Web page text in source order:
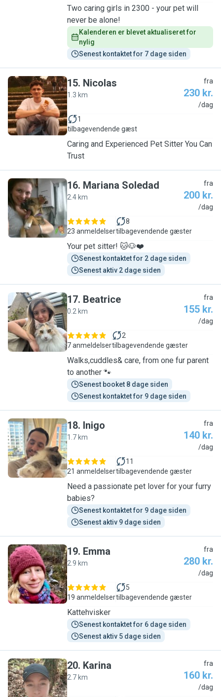
Two caring girls in 2300 - your pet will
never be alone!
Kalenderen er blevet aktualiseret for
nylig
Senest kontaktet for 7 dage siden
N
15. Nicolas
1.3 km
fra
230 kr.
/dag
1
tilbagevendende gæst
Caring and Experienced Pet Sitter You Can
Trust
M
16. Mariana Soledad
2.4 km
fra
200 kr.
/dag
23 anmeldelser
8
tilbagevendende gæster
Your pet sitter! 🐱🐶❤️
Senest kontaktet for 2 dage siden
Senest aktiv 2 dage siden
B
17. Beatrice
0.2 km
fra
155 kr.
/dag
7 anmeldelser
2
tilbagevendende gæster
Walks,cuddles& care, from one fur parent
to another 🐾
Senest booket 8 dage siden
Senest kontaktet for 9 dage siden
I
18. Inigo
1.7 km
fra
140 kr.
/dag
21 anmeldelser
11
tilbagevendende gæster
Need a passionate pet lover for your furry
babies?
Senest kontaktet for 9 dage siden
Senest aktiv 9 dage siden
E
19. Emma
2.9 km
fra
280 kr.
/dag
19 anmeldelser
5
tilbagevendende gæster
Kattehvisker
Senest kontaktet for 6 dage siden
Senest aktiv 5 dage siden
K
20. Karina
2.7 km
fra
160 kr.
/dag